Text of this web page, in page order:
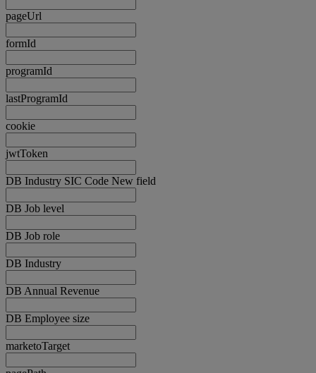
pageUrl
formId
programId
lastProgramId
cookie
jwtToken
DB Industry SIC Code New field
DB Job level
DB Job role
DB Industry
DB Annual Revenue
DB Employee size
marketoTarget